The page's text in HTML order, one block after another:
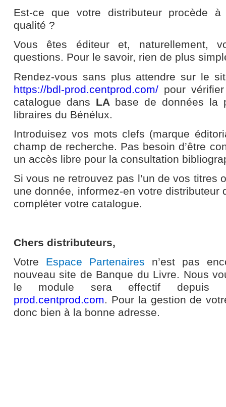
Est-ce que votre distributeur procède
qualité ?
Vous êtes éditeur et, naturellement,
questions. Pour le savoir, rien de plus
Rendez-vous sans plus attendre sur le
https://bdl-prod.centprod.com/ pour
catalogue dans LA base de données la
libraires du Bénélux.
Introduisez vos mots clefs (marque
champ de recherche. Pas besoin d’être
un accès libre pour la consultation
Si vous ne retrouvez pas l’un de vos titres
une donnée, informez-en votre distributeur
compléter votre catalogue.
Chers distributeurs,
Votre Espace Partenaires n’est pas
nouveau site de Banque du Livre. Nous
le module sera effectif depuis
prod.centprod.com. Pour la gestion de
donc bien à la bonne adresse.